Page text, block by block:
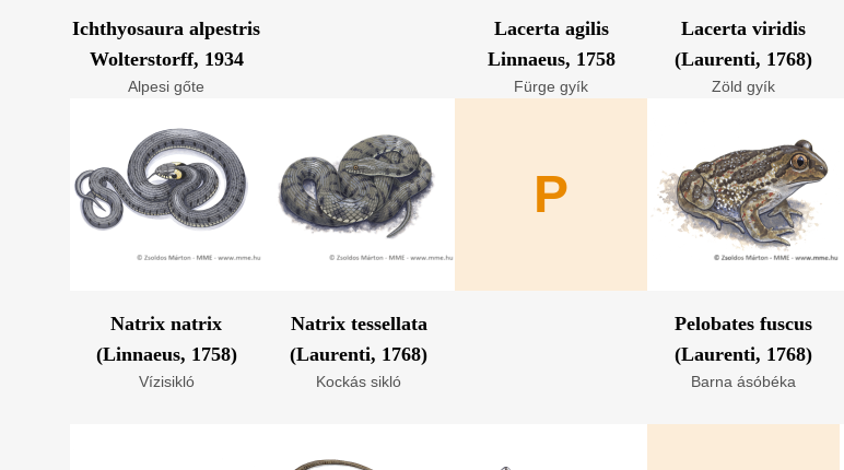
Alpesi gőte
Ichthyosaura alpestris
Wolterstorff, 1934
Fürge gyík
Lacerta agilis
Linnaeus, 1758
Zöld gyík
Lacerta viridis
(Laurenti, 1768)
Vízisikló
Natrix natrix
(Linnaeus, 1758)
Kockás sikló
Natrix tessellata
(Laurenti, 1768)
P
Barna ásóbéka
Pelobates fuscus
(Laurenti, 1768)